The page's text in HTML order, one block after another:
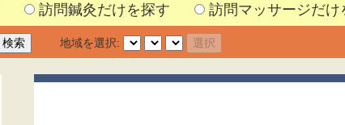
訪問鍼灸だけを探す 訪問マッサージだけ
地域を選択: